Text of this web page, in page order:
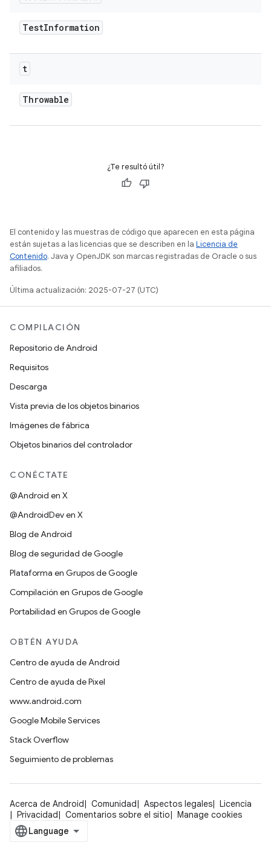
TestInformation
t
Throwable
¿Te resultó útil?
El contenido y las muestras de código que aparecen en esta página
están sujetas a las licencias que se describen en la Licencia de
Contenido. Java y OpenJDK son marcas registradas de Oracle o sus
afiliados.
Última actualización: 2025-07-27 (UTC)
COMPILACIÓN
Repositorio de Android
Requisitos
Descarga
Vista previa de los objetos binarios
Imágenes de fábrica
Objetos binarios del controlador
CONÉCTATE
@Android en X
@AndroidDev en X
Blog de Android
Blog de seguridad de Google
Plataforma en Grupos de Google
Compilación en Grupos de Google
Portabilidad en Grupos de Google
OBTÉN AYUDA
Centro de ayuda de Android
Centro de ayuda de Pixel
www.android.com
Google Mobile Services
Stack Overflow
Seguimiento de problemas
Acerca de Android Comunidad Aspectos legales
Licencia
Privacidad
Comentarios sobre el sitio Manage cookies